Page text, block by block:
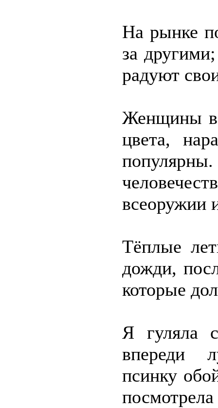
На рынке
за
радуют
Женщины в
цвета,
популярны.
всеоружии
Тёплые
дожди,
которые
Я гуляла
впереди
псинку